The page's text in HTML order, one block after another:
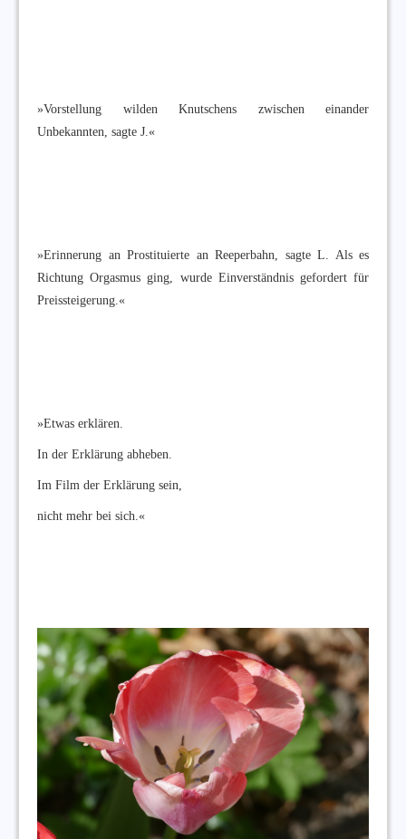
»Vorstellung wilden Knutschens zwischen einander
Unbekannten, sagte J.«
»Erinnerung an Prostituierte an Reeperbahn, sagte L. Als es
Richtung Orgasmus ging, wurde Einverständnis gefordert für
Preissteigerung.«
»Etwas erklären.
In der Erklärung abheben.
Im Film der Erklärung sein,
nicht mehr bei sich.«